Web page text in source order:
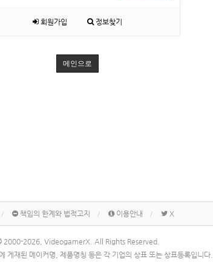
회원가입 정보찾기
메인으로
책임의 한계와 법적고지 이용안내 X
2000-2026, VideogamerX. All Rights Reserved.
게재된 메이커명, 제품명칭 등은 각 기업의 상표 또는 상표등록입니다.